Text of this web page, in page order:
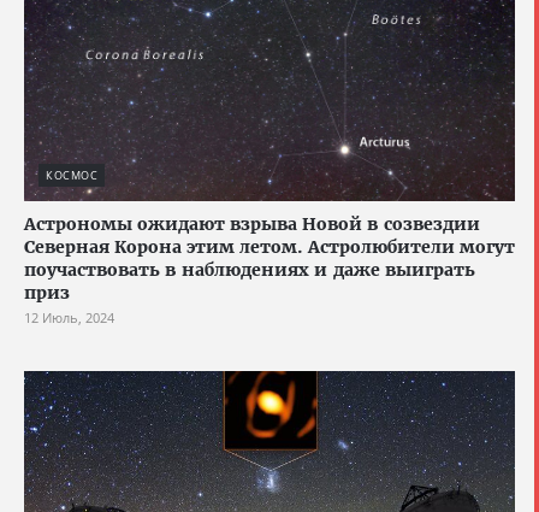
КОСМОС
Астрономы ожидают взрыва Новой в созвездии
Северная Корона этим летом. Астролюбители могут
поучаствовать в наблюдениях и даже выиграть
приз
12 Июль, 2024